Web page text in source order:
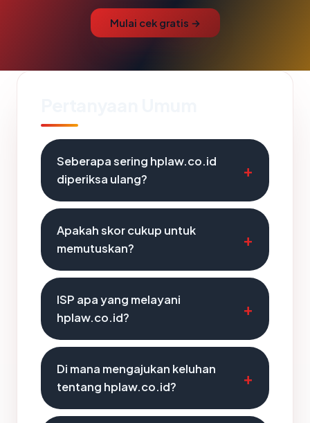
Mulai cek gratis →
Seberapa sering hplaw.co.id
diperiksa ulang?
Apakah skor cukup untuk
memutuskan?
ISP apa yang melayani
hplaw.co.id?
Di mana mengajukan keluhan
tentang hplaw.co.id?